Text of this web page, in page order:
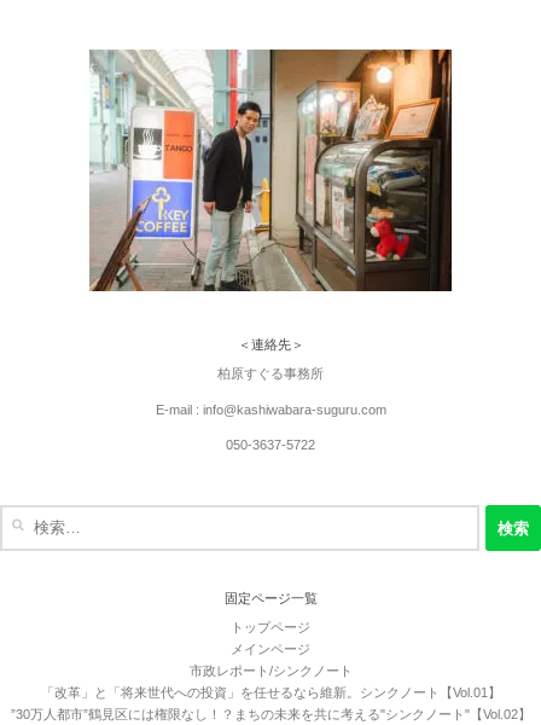
＜連絡先＞
柏原すぐる事務所
E-mail : info@kashiwabara-suguru.com
050-3637-5722
固定ページ一覧
トップページ
メインページ
市政レポート/シンクノート
「改革」と「将来世代への投資」を任せるなら維新。シンクノート【Vol.01】
”30万人都市”鶴見区には権限なし！？まちの未来を共に考える"シンクノート"【Vol.02】